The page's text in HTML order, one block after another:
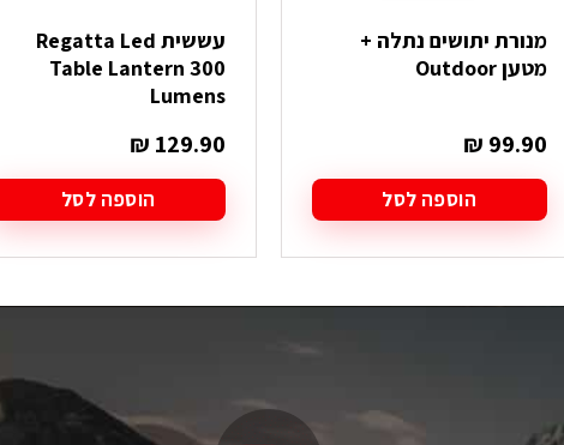
מנורת יתושים נתלה +
מטען Outdoor
₪ 99.90
הוספה לסל
עששית Regatta Led
Table Lantern 300
Lumens
₪ 129.90
הוספה לסל